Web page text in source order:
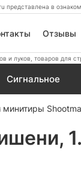
представлена в
Отзывы
и луков, товаров для
Сигнальное